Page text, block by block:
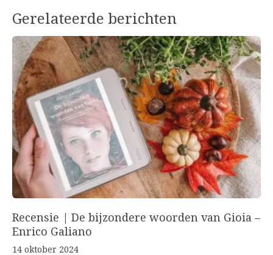
Gerelateerde berichten
Recensie | De bijzondere woorden van Gioia –
Enrico Galiano
14 oktober 2024